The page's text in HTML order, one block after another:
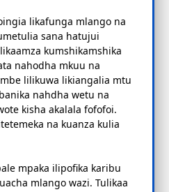
likafunga mlango na
sana hatujui
kumshikamshika
nahodha mkuu na
lilikuwa likiangalia mtu
nahdha wetu na
kisha akalala fofofoi.
na kuanza kulia
mpaka ilipofika karibu
mlango wazi. Tulikaa